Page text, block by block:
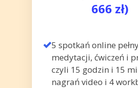
666 zł)
5 spotkań online
medytacji, ćwiczeń i
czyli 15 godzin i 15
nagrań video i 4